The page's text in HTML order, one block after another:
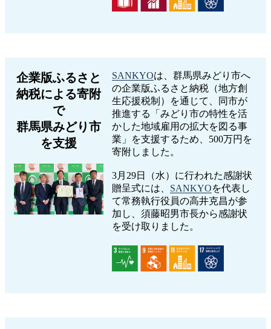
企業版ふるさと
納税による寄附
で
群馬県みどり市
を支援
SANKYOは、群馬県みどり市へ
の企業版ふるさと納税（地方創
生応援税制）を通じて、同市が
推進する「みどり市の特性を活
かした地域雇用の拡大を図る事
業」を支援するため、500万円を
寄附しました。
3月29日（水）に行われた感謝状
贈呈式には、 SANKYOを代表し
て常務執行役員の高井克昌が参
加し、須藤昭男市長から感謝状
を受け取りました。